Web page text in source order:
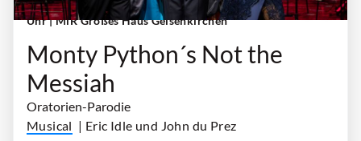
Uhr| MiR Großes Haus Gelsenkirchen
Monty Python´s Not the
Messiah
Oratorien-Parodie
Musical | Eric Idle und John du Prez